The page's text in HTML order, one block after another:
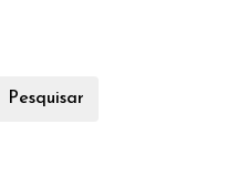
Pesquisar